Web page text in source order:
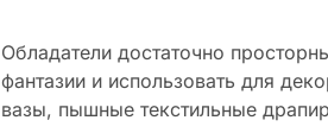
Обладатели достаточно
фантазии и использовать для
вазы, пышные текстильные